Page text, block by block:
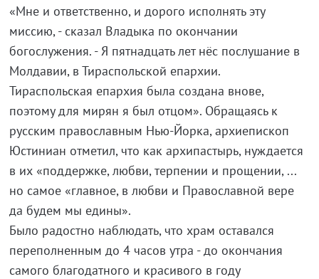
«Мне и ответственно, и дорого исполнять эту
миссию, - сказал Владыка по окончании
богослужения. - Я пятнадцать лет нёс послушание в
Молдавии, в Тираспольской епархии.
Тираспольская епархия была создана внове,
поэтому для мирян я был отцом». Обращаясь к
русским православным Нью-Йорка, архиепископ
Юстиниан отметил, что как архипастырь, нуждается
в их «поддержке, любви, терпении и прощении, ...
но самое «главное, в любви и Православной вере
да будем мы едины».
Было радостно наблюдать, что храм оставался
переполненным до 4 часов утра - до окончания
самого благодатного и красивого в году